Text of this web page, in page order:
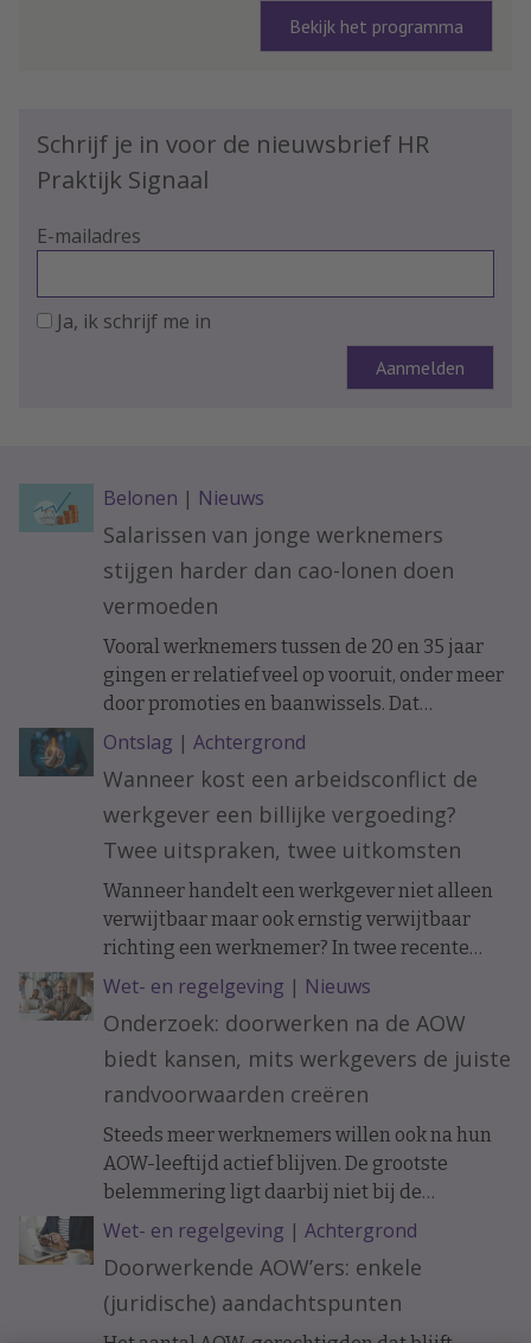
Bekijk het programma
Schrijf je in voor de nieuwsbrief HR
Praktijk Signaal
E-mailadres
Ja, ik schrijf me in
Belonen | Nieuws
Salarissen van jonge werknemers
stijgen harder dan cao-lonen doen
vermoeden
Vooral werknemers tussen de 20 en 35 jaar
gingen er relatief veel op vooruit, onder meer
door promoties en baanwissels. Dat
constateren economen van ABN Amro in
vakblad ESB, meldt De Telegraaf.
Ontslag | Achtergrond
Wanneer kost een arbeidsconflict de
werkgever een billijke vergoeding?
Twee uitspraken, twee uitkomsten
Wanneer handelt een werkgever niet alleen
verwijtbaar maar ook ernstig verwijtbaar
richting een werknemer? In twee recente
uitspraken werd de arbeidsovereenkomst
ontbonden op initiatief van de werknemer. In
het ene geval moest de werkgever een forse
billijke vergoeding betalen, in het andere
geval hoefde dat niet.
Wet- en regelgeving | Nieuws
Onderzoek: doorwerken na de AOW
biedt kansen, mits werkgevers de juiste
randvoorwaarden creëren
Steeds meer werknemers willen ook na hun
AOW-leeftijd actief blijven. De grootste
belemmering ligt daarbij niet bij de
doorwerkers zelf, maar bij de organisatie.
Wet- en regelgeving | Achtergrond
Doorwerkende AOW’ers: enkele
(juridische) aandachtspunten